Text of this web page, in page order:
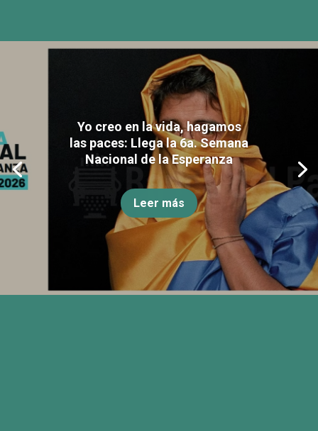
Yo creo en la vida, hagamos
las paces: Llega la 6a. Semana
Nacional de la Esperanza
Leer más